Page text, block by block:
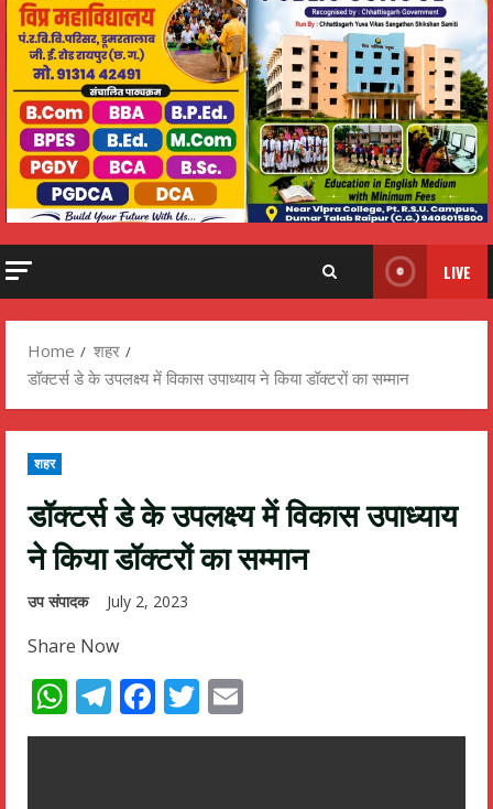
LIVE
Home
शहर
डॉक्टर्स डे के उपलक्ष्य में विकास उपाध्याय ने किया डॉक्टरों का सम्मान
शहर
डॉक्टर्स डे के उपलक्ष्य में विकास उपाध्याय
ने किया डॉक्टरों का सम्मान
उप संपादक July 2, 2023
Share Now
WhatsApp
Telegram
Facebook
Twitter